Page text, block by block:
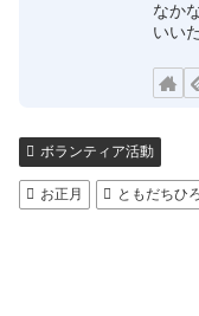
なか
いい
ボランティア活動
お正月 ともだちひ